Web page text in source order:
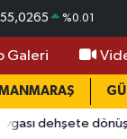
55,0265 %0.01
Galeri
dönüştü: Bagajdan